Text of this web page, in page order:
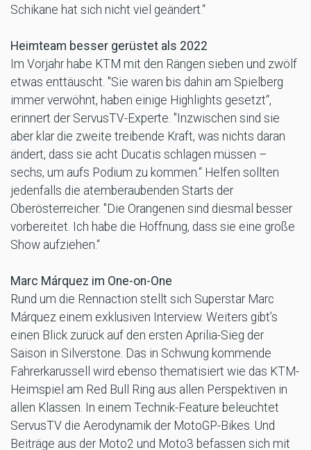
Schikane hat sich nicht viel geändert.“
Heimteam besser gerüstet als 2022
Im Vorjahr habe KTM mit den Rängen sieben und zwölf
etwas enttäuscht. "Sie waren bis dahin am Spielberg
immer verwöhnt, haben einige Highlights gesetzt“,
erinnert der ServusTV-Experte. "Inzwischen sind sie
aber klar die zweite treibende Kraft, was nichts daran
ändert, dass sie acht Ducatis schlagen müssen –
sechs, um aufs Podium zu kommen.“ Helfen sollten
jedenfalls die atemberaubenden Starts der
Oberösterreicher. "Die Orangenen sind diesmal besser
vorbereitet. Ich habe die Hoffnung, dass sie eine große
Show aufziehen.“
Marc Márquez im One-on-One
Rund um die Rennaction stellt sich Superstar Marc
Márquez einem exklusiven Interview. Weiters gibt’s
einen Blick zurück auf den ersten Aprilia-Sieg der
Saison in Silverstone. Das in Schwung kommende
Fahrerkarussell wird ebenso thematisiert wie das KTM-
Heimspiel am Red Bull Ring aus allen Perspektiven in
allen Klassen. In einem Technik-Feature beleuchtet
ServusTV die Aerodynamik der MotoGP-Bikes. Und
Beiträge aus der Moto2 und Moto3 befassen sich mit